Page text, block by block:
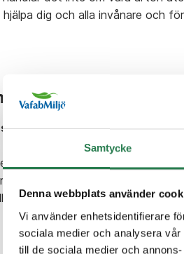
Samtycke
Denna webbplats använder
Vi använder enhetsidentifierare
sociala medier och analysera
till de sociala medier och
dig och alla invånare och
vi det hållbara samhället”
men tillsammans kan vi göra
och andra aktörer hittar vi
samtidigt som vi främjar